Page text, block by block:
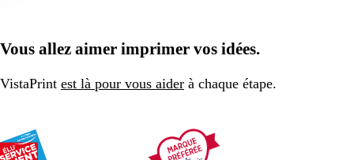
Vous allez aimer imprimer vos idées.
VistaPrint est là pour vous aider à chaque étape.